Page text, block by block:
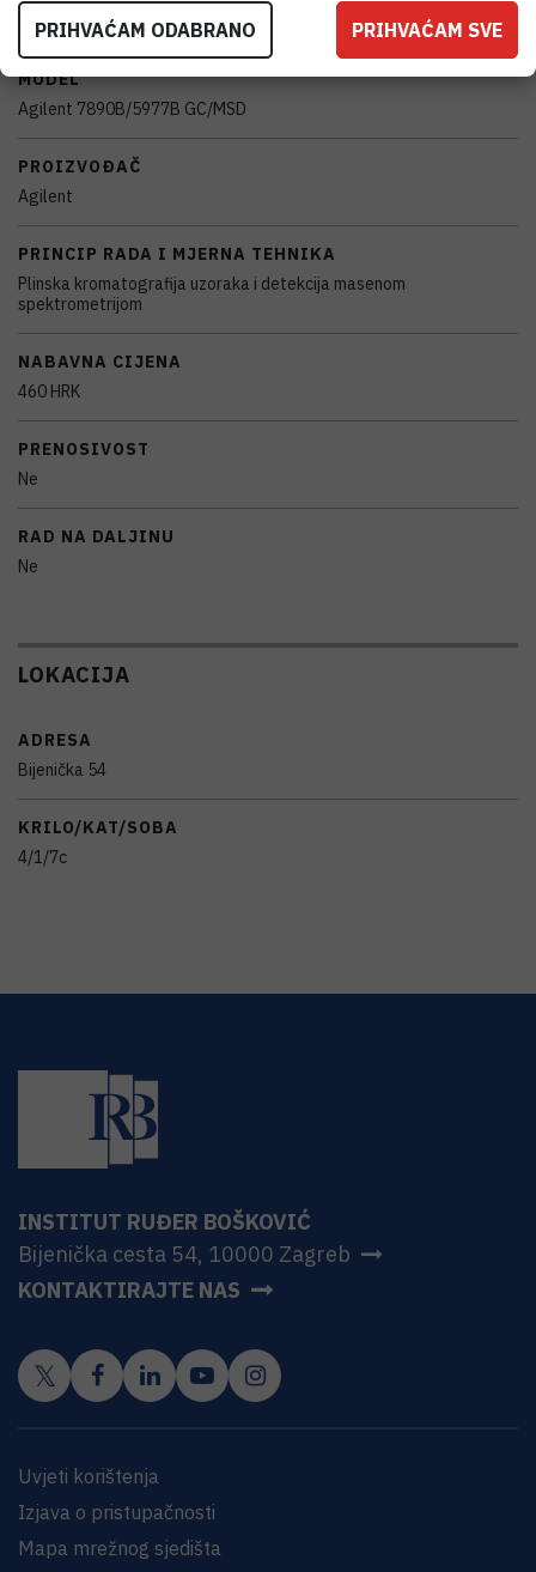
KARAKTERISTIKE
MODEL
Agilent 7890B/5977B GC/MSD
PROIZVOĐAČ
Agilent
PRINCIP RADA I MJERNA TEHNIKA
Plinska kromatografija uzoraka i detekcija masenom
spektrometrijom
NABAVNA CIJENA
460 HRK
PRENOSIVOST
Ne
RAD NA DALJINU
Ne
LOKACIJA
ADRESA
Bijenička 54
KRILO/KAT/SOBA
4/1/7c
INSTITUT RUĐER BOŠKOVIĆ
Bijenička cesta 54, 10000 Zagreb
KONTAKTIRAJTE NAS
Uvjeti korištenja
Izjava o pristupačnosti
Mapa mrežnog sjedišta
PRIHVAĆAM ODABRANO PRIHVAĆAM SVE